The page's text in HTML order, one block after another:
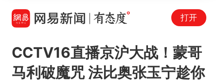
打开
CCTV16直播京沪大战！蒙哥
马利破魔咒 法比奥张玉宁趁你